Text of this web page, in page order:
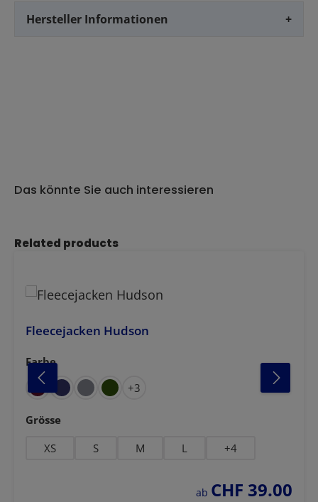
Hersteller Informationen +
Das könnte Sie auch interessieren
Produktgalerie überspringen
Related products
Fleecejacken Hudson
Farbe
auswählen
+3
Grösse
XS S M L +4
regulärer preis:
ab CHF 39.00
anthrazit meliert
hellgrau